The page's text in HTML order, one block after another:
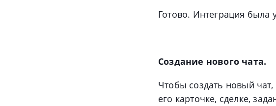
Готово. Интеграция была
Создание нового чата.
Чтобы создать новый
его карточке, сделке,